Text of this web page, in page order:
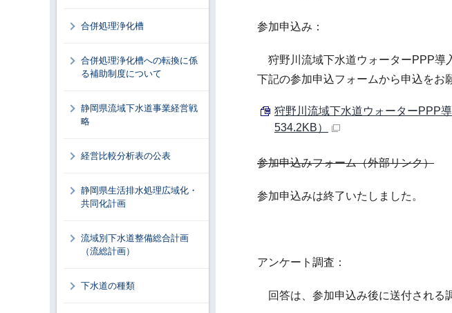
参加申込み：
狩野川流域下水道ウォーターPPP導
下記の参加申込フォームから申込をお
狩野川流域下水道ウォーターPPP
534.2KB）
参加申込みフォーム（外部リンク）
参加申込みは終了いたしました。
アンケート調査：
回答は、参加申込み後に送付される
合併処理浄化槽
合併処理浄化槽への転換に係
る補助制度について
静岡県流域下水道事業経営戦
略
経営比較分析表の公表
静岡県生活排水処理広域化・
共同化計画
流域別下水道整備総合計画
（流総計画）
下水道の種類